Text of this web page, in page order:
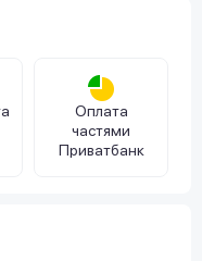
Оплата
частями
Приватбанк